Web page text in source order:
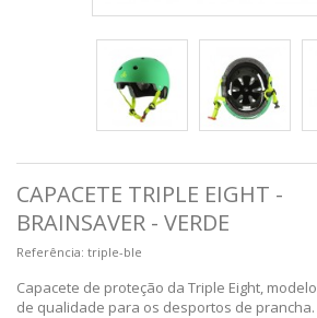
CAPACETE TRIPLE EIGHT -
BRAINSAVER - VERDE
Referência: triple-ble
Capacete de proteção da Triple Eight,
de qualidade para os desportos de prancha.